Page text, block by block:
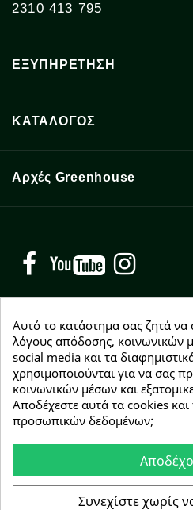
2310 413 795
ΕΞΥΠΗΡΕΤΗΣΗ
ΚΑΤΑΛΟΓΟΣ
Αρχές Greenhouse
Facebook YouTube
NEWSLETTER
Εγγραφείτε δωρεάν και θα
λάβετε τα νέα μας γύρω από
και νέα προϊόντα.
Συμφωνώ με τουςόρους
Αυτό το κατάστημα σας ζητά να
λόγους απόδοσης, κοινωνικών
social media και τα
χρησιμοποιούνται για να σας
κοινωνικών μέσων και
Αποδέχεστε αυτά τα cookies και
προσωπικών δεδομένων;
Συνεχίστε χωρίς